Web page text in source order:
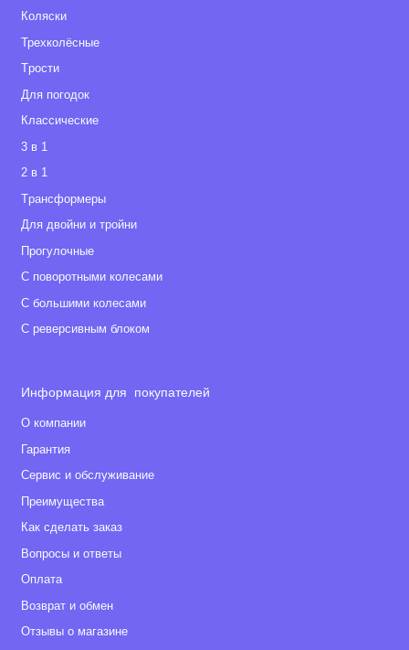
Коляски
Трехколёсные
Tрости
Для погодок
Классические
3 в 1
2 в 1
Tрансформеры
Для двойни и тройни
Прогулочные
С поворотными колесами
С большими колесами
С реверсивным блоком
Информация для покупателей
О компании
Гарантия
Сервис и обслуживание
Преимущества
Как сделать заказ
Вопросы и ответы
Оплата
Возврат и обмен
Отзывы о магазине